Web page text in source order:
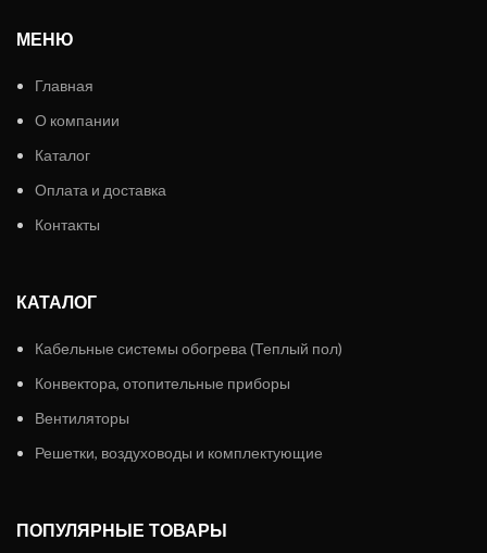
МЕНЮ
Главная
О компании
Каталог
Оплата и доставка
Контакты
КАТАЛОГ
Кабельные системы обогрева (Теплый пол)
Конвектора, отопительные приборы
Вентиляторы
Решетки, воздуховоды и комплектующие
ПОПУЛЯРНЫЕ ТОВАРЫ